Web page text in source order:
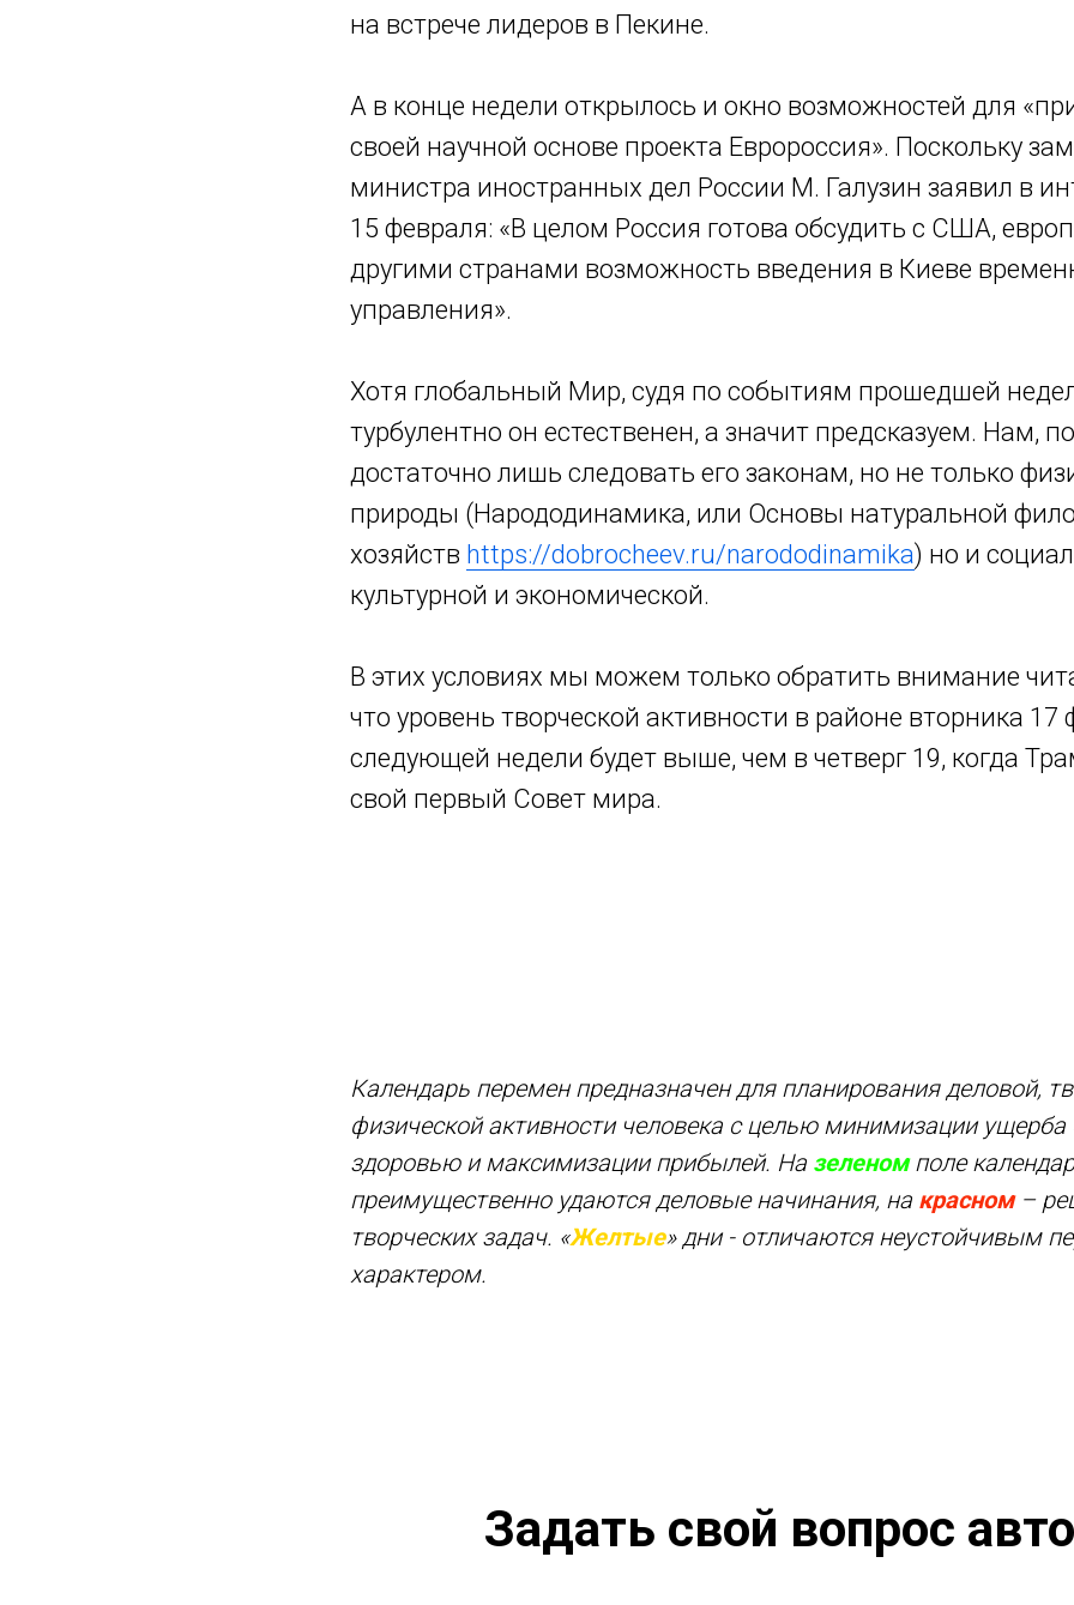
на встрече лидеров в Пекине.
А в конце недели открылось и окно возможностей для
своей научной основе проекта Евророссия». Поскольку
министра иностранных дел России М. Галузин заявил в
15 февраля: «В целом Россия готова обсудить с США,
другими странами возможность введения в Киеве
управления».
Хотя глобальный Мир, судя по событиям прошедшей
турбулентно он естественен, а значит предсказуем. Нам,
достаточно лишь следовать его законам, но не только
природы (Народодинамика, или Основы натуральной
хозяйств https://dobrocheev.ru/narododinamika) но и
культурной и экономической.
В этих условиях мы можем только обратить внимание
что уровень творческой активности в районе вторника 17
следующей недели будет выше, чем в четверг 19, когда
свой первый Совет мира.
Календарь перемен предназначен для планирования деловой,
физической активности человека с целью минимизации ущерба
здоровью и максимизации прибылей. На зеленомполе
преимущественно удаются деловые начинания, на красном–
творческих задач. «Желтые» дни - отличаются неустойчивым
характером.
Задать свой вопрос